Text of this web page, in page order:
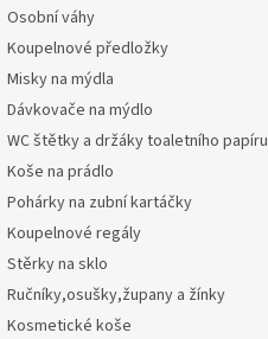
Osobní váhy
Koupelnové předložky
Misky na mýdla
Dávkovače na mýdlo
WC štětky a držáky toaletního papíru
Koše na prádlo
Pohárky na zubní kartáčky
Koupelnové regály
Stěrky na sklo
Ručníky,osušky,župany a žínky
Kosmetické koše